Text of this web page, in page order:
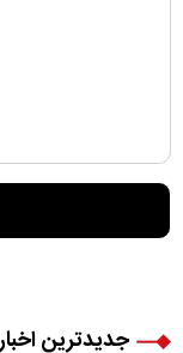
جدیدترین اخبار